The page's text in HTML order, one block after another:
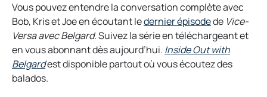
Vous pouvez entendre la conversation complète avec
Bob, Kris et Joe en écoutant ledernier épisodeo
p
e
n
de Vice-
Versa avec Belgard. Suivez la série en téléchargeant et
en vous abonnant dès aujourd’hui. Inside Out with
Belgardest disponible partout où vous écoutez des
balados.